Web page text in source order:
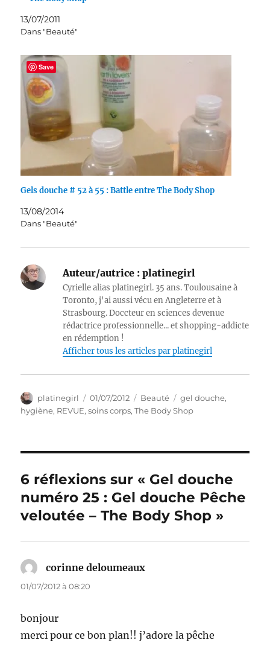
13/07/2011
Dans "Beauté"
Gels douche # 52 à 55 : Battle entre The Body Shop
13/08/2014
Dans "Beauté"
Auteur/autrice : platinegirl
Cyrielle alias platinegirl. 35 ans. Toulousaine à
Toronto, j'ai aussi vécu en Angleterre et à
Strasbourg. Doccteur en sciences devenue
rédactrice professionnelle... et shopping-addicte
en rédemption !
Afficher tous les articles par platinegirl
Auteur
platinegirl
Publié
le
01/07/2012 Catégories
Beauté Étiquettes
gel douche,
hygiène, REVUE,soins corps,The Body Shop
6 réflexions sur « Gel douche
numéro 25 : Gel douche Pêche
veloutée – The Body Shop »
corinne deloumeaux
01/07/2012 à 08:20
bonjour
merci pour ce bon plan!! j’adore la pêche
Save